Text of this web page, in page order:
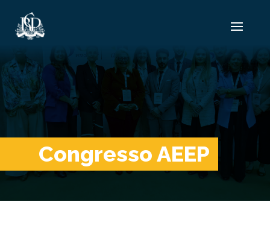
Congresso AEEP